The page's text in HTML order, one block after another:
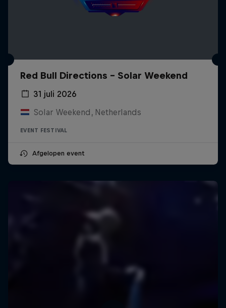
Red Bull Directions - Solar Weekend
31 juli 2026
Solar Weekend, Netherlands
EVENT FESTIVAL
Afgelopen event